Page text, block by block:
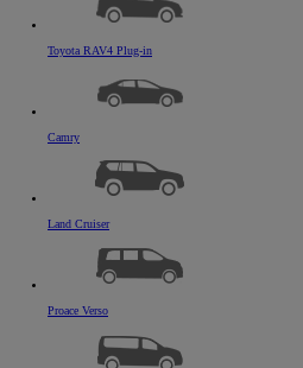
Toyota RAV4 Plug-in
Camry
Land Cruiser
Proace Verso